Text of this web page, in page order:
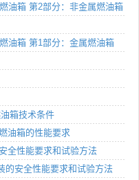
油箱 第2部分：非金属燃油箱
油箱 第1部分：金属燃油箱
箱技术条件
油箱的性能要求
全性能要求和试验方法
的安全性能要求和试验方法